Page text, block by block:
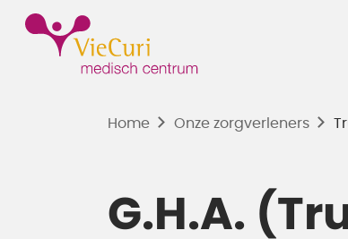
Home Onze zorgverleners
G.H.A.